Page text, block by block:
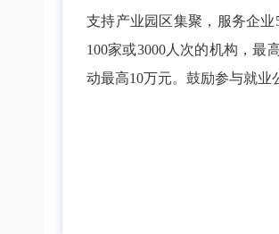
支持产业园区集聚，服务企
100家或3000人次的机构，最
动最高10万元。鼓励参与就业